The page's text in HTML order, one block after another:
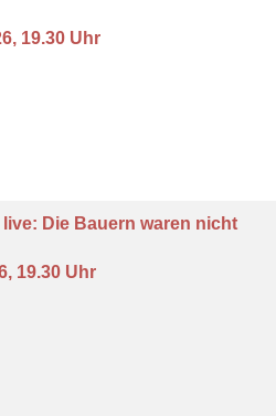
19.30 Uhr
Die Bauern waren nicht
19.30 Uhr